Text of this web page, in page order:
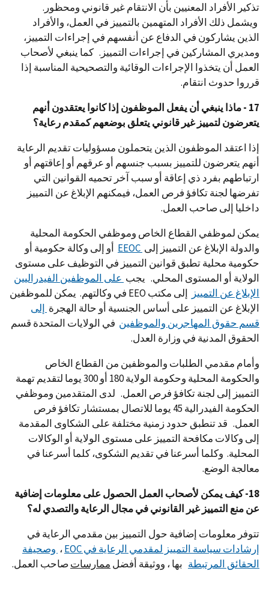
تذكير الأفراد المعنيين بأن الانتقام غير قانوني ومحظور.
ويشمل ذلك الأفراد المتهمين بالتمييز في العمل، والأفراد
الذين يشاركون في الدفاع عن أنفسهم في إجراءات التمييز،
ومديري المشاركين في إجراءات التمييز. كما ينبغي لأصحاب
العمل أن يتخذوا الإجراءات الوقائية والتصحيحية المناسبة إذا
قرروا حدوث انتقام.
17 - ماذا ينبغي أن يفعل الموظفون إذا كانوا يعتقدون أنهم
يتعرضون لتمييز غير قانوني يتعلق بوضعهم كمقدم رعاية؟
إذا اعتقد الموظفون الذين يتحملون مسؤوليات تقديم الرعاية
أنهم يتعرضون للتمييز بسبب جنسهم أو عرقهم أو إعاقتهم أو
ارتباطهم بفرد ذي إعاقة أو سبب آخر تحميه القوانين التي
تفرضها لجنة تكافؤ فرص العمل، فيمكنهم الإبلاغ عن التمييز
داخليا إلى صاحب العمل.
يمكن لموظفي القطاع الخاص وموظفي الحكومة المحلية
والدولة الإبلاغ عن التمييز إلى
أو إلى وكالة حكومية أو
حكومية محلية تطبق قوانين التمييز في التوظيف على مستوى
الولاية أو المستوى المحلي. يجب على الموظفين الفيدراليين
الإبلاغ عن التمييز
إلى مكتب EEO في وكالتهم. يمكن للموظفين
الإبلاغ عن التمييز على أساس الجنسية أو حالة الهجرة إلى
قسم حقوق المهاجرين والموظفين في الولايات المتحدة قسم
الحقوق المدنية في وزارة العدل.
وأمام مقدمي الطلبات والموظفين من القطاع الخاص
والحكومة المحلية وحكومة الولاية 180 أو 300 يوما لتقديم تهمة
التمييز إلى لجنة تكافؤ فرص العمل. لدى المتقدمين وموظفي
الحكومة الفيدرالية 45 يوما للاتصال بمستشار تكافؤ فرص
العمل. قد تنطبق حدود زمنية مختلفة على الشكاوى المقدمة
إلى وكالات مكافحة التمييز على مستوى الولاية أو الوكالات
المحلية. وكلما أسرعنا في تقديم الشكوى، كلما أسرعنا في
معالجة الوضع.
18- كيف يمكن لأصحاب العمل الحصول على معلومات إضافية
عن منع التمييز غير القانوني في مجال الرعاية والتصدي له؟
تتوفر معلومات إضافية حول التمييز بين مقدمي الرعاية في
إرشادات سياسة التمييز لمقدمي الرعاية في EOC
، وصحيفة
الحقائق المرتبطة بها ، ووثيقة أفضل ممارساتصاحب العمل.